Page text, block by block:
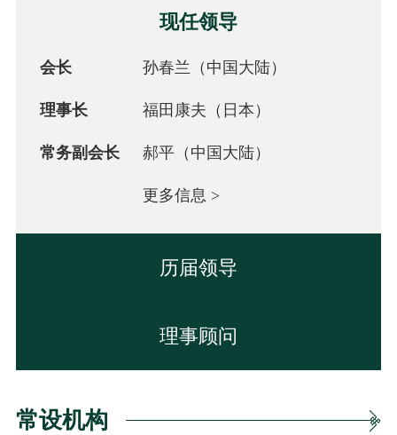
现任领导
会长 孙春兰 （中国大陆）
理事长 福田康夫 （日本）
常务副会长 郝平 （中国大陆）
更多信息 >
历届领导
理事顾问
常设机构